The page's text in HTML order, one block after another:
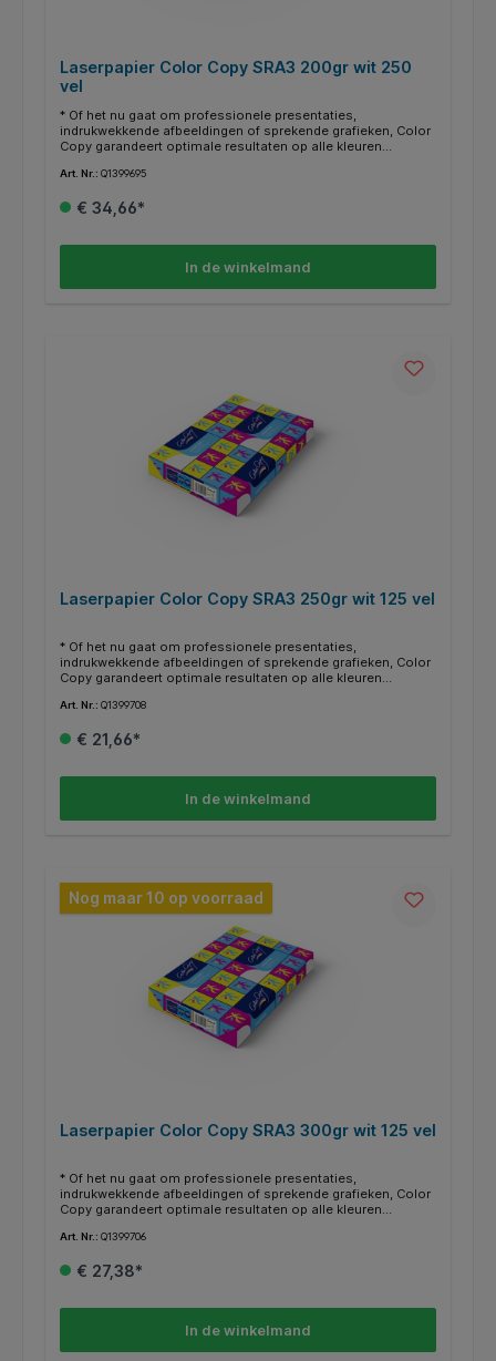
Laserpapier Color Copy SRA3 200gr wit 250
vel
* Of het nu gaat om professionele presentaties,
indrukwekkende afbeeldingen of sprekende grafieken, Color
Copy garandeert optimale resultaten op alle kleuren
origineel te onderscheiden afdrukken, ook bij de hoogste
gladheid maken van Color Copy de ideale partner voor
Bronze-niveau. * ColorLok technologie; opvallende,
levendige kleuren en diepe zwarttinten. * Dit papier heeft een
Art. Nr.: Q1399695
€ 34,66*
In de winkelmand
Laserpapier Color Copy SRA3 250gr wit 125 vel
* Of het nu gaat om professionele presentaties,
indrukwekkende afbeeldingen of sprekende grafieken, Color
Copy garandeert optimale resultaten op alle kleuren
origineel te onderscheiden afdrukken, ook bij de hoogste
gladheid maken van Color Copy de ideale partner voor
Bronze-niveau. * ColorLok technologie; opvallende,
levendige kleuren en diepe zwarttinten. * Dit papier heeft een
Art. Nr.: Q1399708
€ 21,66*
In de winkelmand
Nog maar 10 op voorraad
Laserpapier Color Copy SRA3 300gr wit 125 vel
* Of het nu gaat om professionele presentaties,
indrukwekkende afbeeldingen of sprekende grafieken, Color
Copy garandeert optimale resultaten op alle kleuren
origineel te onderscheiden afdrukken, ook bij de hoogste
gladheid maken van Color Copy de ideale partner voor
Bronze-niveau. * ColorLok technologie; opvallende,
levendige kleuren en diepe zwarttinten. * Dit papier heeft een
Art. Nr.: Q1399706
€ 27,38*
In de winkelmand